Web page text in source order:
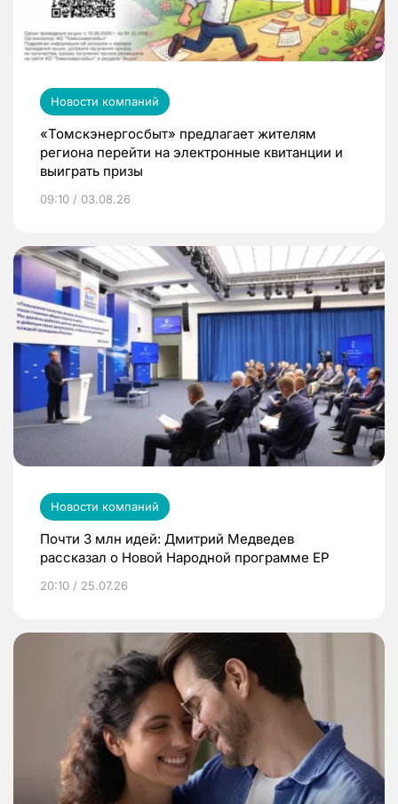
Новости компаний
«Томскэнергосбыт» предлагает жителям
региона перейти на электронные квитанции и
выиграть призы
09:10 / 03.08.26
Новости компаний
Почти 3 млн идей: Дмитрий Медведев
рассказал о Новой Народной программе ЕР
20:10 / 25.07.26